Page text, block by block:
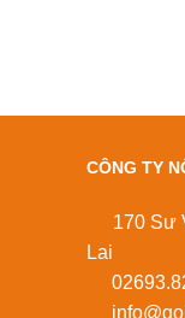
CÔNG TY
170 Sư
Lai